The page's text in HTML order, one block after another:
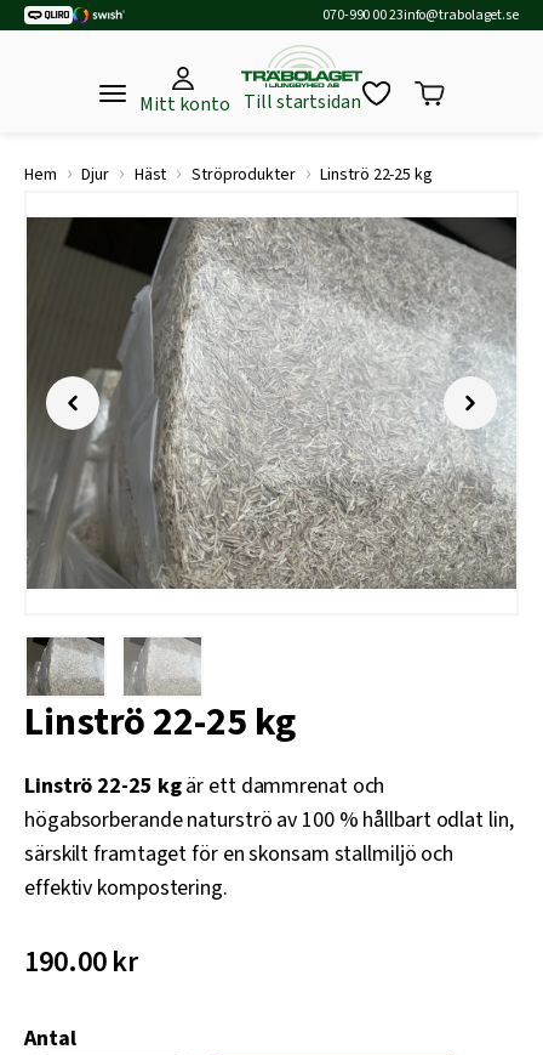
070-990 00 23info@trabolaget.se
Mitt konto Till startsidan
Hem › Djur › Häst › Ströprodukter › Linströ 22-25 kg
Linströ 22-25 kg
Linströ 22-25 kgär ett dammrenat och
högabsorberande naturströ av 100 % hållbart odlat lin,
särskilt framtaget för en skonsam stallmiljö och
effektiv kompostering.
190.00kr
Antal